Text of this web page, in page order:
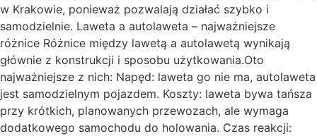
w Krakowie, ponieważ pozwalają działać szybko i
samodzielnie. Laweta a autolaweta – najważniejsze
różnice Różnice między lawetą a autolawetą wynikają
głównie z konstrukcji i sposobu użytkowania.Oto
najważniejsze z nich: Napęd: laweta go nie ma, autolaweta
jest samodzielnym pojazdem. Koszty: laweta bywa tańsza
przy krótkich, planowanych przewozach, ale wymaga
dodatkowego samochodu do holowania. Czas reakcji: